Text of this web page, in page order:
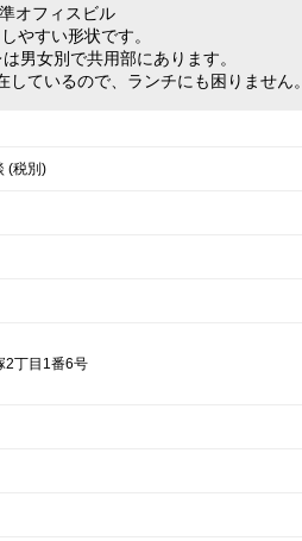
オフィスビル
やすい形状です。
男女別で共用部にあります。
ているので、ランチにも困りません。
(税別)
2丁目1番6号